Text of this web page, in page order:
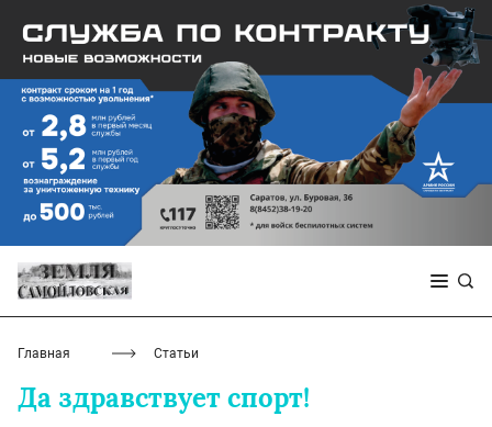
Главная Статьи
Да здравствует спорт!